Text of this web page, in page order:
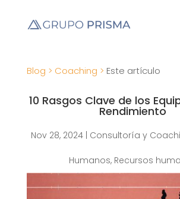
Blog > Coaching > Este artículo
10 Rasgos Clave de los
Rendimiento
Nov 28, 2024 Consultoría y
Humanos, Recursos